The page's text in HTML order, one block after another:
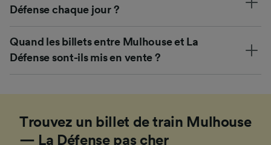
Défense chaque jour ?
Quand les billets entre Mulhouse et La
Défense sont-ils mis en vente ?
Trouvez un billet de train Mulhouse
— La Défense pas cher